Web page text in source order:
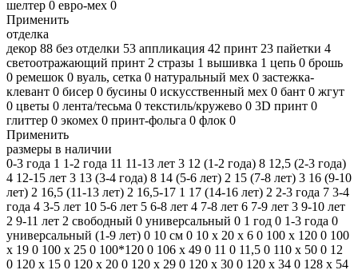
шелтер 0 евро-мех 0
Применить
отделка
декор 88 без отделки 53 аппликация 42 принт 23 пайетки 4
светоотражающий принт 2 стразы 1 вышивка 1 цепь 0 брошь
0 ремешок 0 вуаль, сетка 0 натуральный мех 0 застежка-
клевант 0 бисер 0 бусины 0 искусственный мех 0 бант 0 жгут
0 цветы 0 лента/тесьма 0 текстиль/кружево 0 3D принт 0
глиттер 0 экомех 0 принт-фольга 0 флок 0
Применить
размеры в наличии
0-3 года 1 1-2 года 11 11-13 лет 3 12 (1-2 года) 8 12,5 (2-3 года)
4 12-15 лет 3 13 (3-4 года) 8 14 (5-6 лет) 2 15 (7-8 лет) 3 16 (9-10
лет) 2 16,5 (11-13 лет) 2 16,5-17 1 17 (14-16 лет) 2 2-3 года 7 3-4
года 4 3-5 лет 10 5-6 лет 5 6-8 лет 4 7-8 лет 6 7-9 лет 3 9-10 лет
2 9-11 лет 2 свободный 0 универсальный 0 1 год 0 1-3 года 0
универсальный (1-9 лет) 0 10 см 0 10 х 20 х 6 0 100 x 120 0 100
x 19 0 100 x 25 0 100*120 0 106 x 49 0 11 0 11,5 0 110 х 50 0 12
0 120 х 15 0 120 х 20 0 120 х 29 0 120 х 30 0 120 х 34 0 128 х 54